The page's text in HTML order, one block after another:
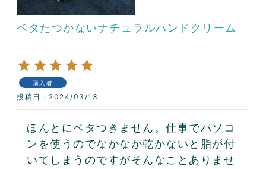
ベタたつかないナチュラルハンドクリーム
購入者
投稿日 2024/03/13
ほんとにベタつきません。仕事でパソコ
ンを使うのでなかなか乾かないと脂が付
いてしまうのですがそんなことありませ